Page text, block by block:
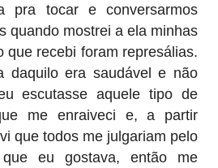
pra tocar e conversarmos
quando mostrei a ela minhas
que recebi foram represálias.
daquilo era saudável e não
escutasse aquele tipo de
me enraiveci e, a partir
que todos me julgariam pelo
eu gostava, então me